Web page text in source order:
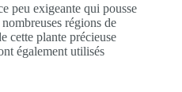
peu exigeante qui pousse
régions de
cette plante précieuse
également utilisés